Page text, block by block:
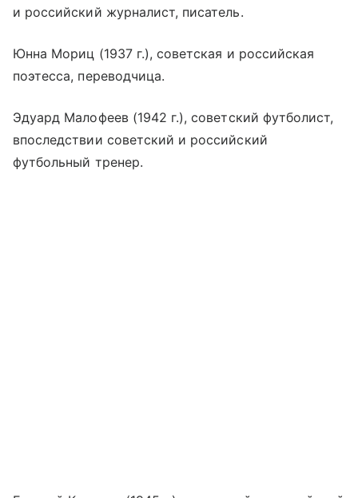
и российский журналист, писатель.
Юнна Мориц (1937 г.), советская и российская
поэтесса, переводчица.
Эдуард Малофеев (1942 г.), советский футболист,
впоследствии советский и российский
футбольный тренер.